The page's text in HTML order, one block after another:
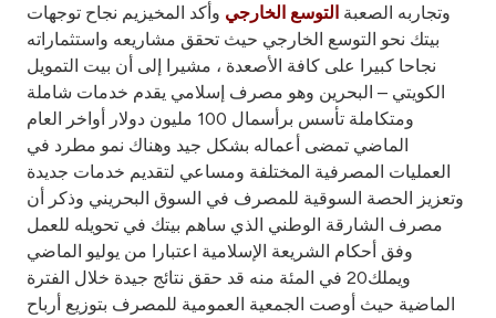
وتجاربه الصعبة التوسع الخارجي وأكد المخيزيم نجاح توجهات
بيتك نحو التوسع الخارجي حيث تحقق مشاريعه واستثماراته
نجاحا كبيرا على كافة الأصعدة ، مشيرا إلى أن بيت التمويل
الكويتي – البحرين وهو مصرف إسلامي يقدم خدمات شاملة
ومتكاملة تأسس برأسمال 100 مليون دولار أواخر العام
الماضي تمضى أعماله بشكل جيد وهناك نمو مطرد في
العمليات المصرفية المختلفة ومساعي لتقديم خدمات جديدة
وتعزيز الحصة السوقية للمصرف في السوق البحريني وذكر أن
مصرف الشارقة الوطني الذي ساهم بيتك في تحويله للعمل
وفق أحكام الشريعة الإسلامية اعتبارا من يوليو الماضي
ويملك20 في المئة منه قد حقق نتائج جيدة خلال الفترة
الماضية حيث أوصت الجمعية العمومية للمصرف بتوزيع أرباح